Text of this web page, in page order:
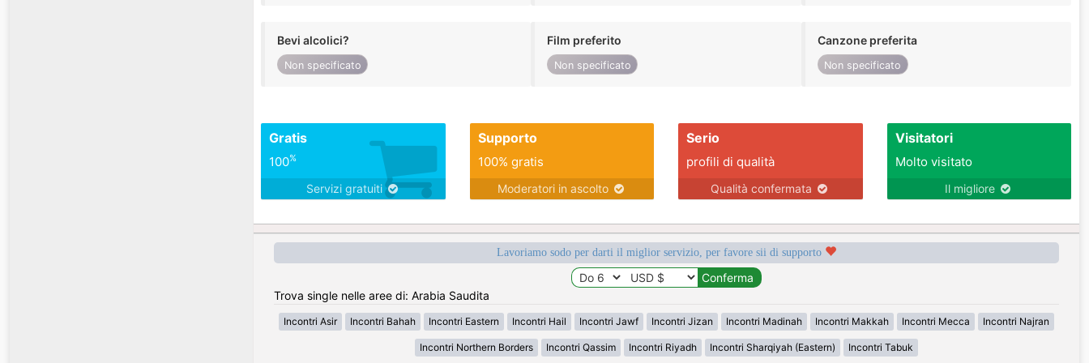
Bevi alcolici?
Non specificato
Film preferito
Non specificato
Canzone preferita
Non specificato
Gratis
100%
Servizi gratuiti
Supporto
100% gratis
Moderatori in ascolto
Serio
profili di qualità
Qualità confermata
Visitatori
Molto visitato
Il migliore
Lavoriamo sodo per darti il miglior servizio, per favore sii di supporto
Trova single nelle aree di: Arabia Saudita
Incontri Asir Incontri Bahah Incontri Eastern Incontri Hail Incontri Jawf Incontri Jizan Incontri Madinah Incontri Makkah Incontri Mecca Incontri Najran
Incontri Northern Borders Incontri Qassim Incontri Riyadh Incontri Sharqiyah (Eastern) Incontri Tabuk